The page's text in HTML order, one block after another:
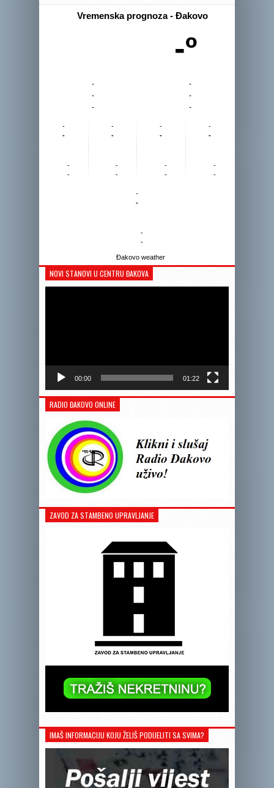
Vremenska prognoza - Đakovo
-º
-
-
-
-
-
-
-
-
-
-
-
-
-
-
-
-
-
-
-
-
-
-
-
-
-
-
Đakovo weather
NOVI STANOVI U CENTRU ĐAKOVA
00:00 01:22
RADIO ĐAKOVO ONLINE
ZAVOD ZA STAMBENO UPRAVLJANJE
IMAŠ INFORMACIJU KOJU ŽELIŠ PODIJELITI SA SVIMA?